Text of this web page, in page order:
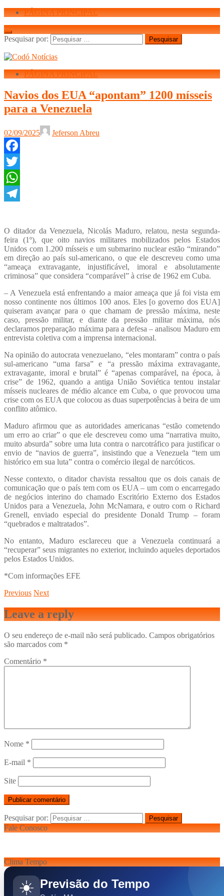
PÁGINA PRINCIPAL
Pesquisar por:
PÁGINA PRINCIPAL
Navios dos EUA “apontam” 1200 mísseis
para a Venezuela
02/09/2025 Jeferson Abreu
Facebook
Twitter
WhatsApp
O ditador da Venezuela, Nicolás Maduro, relatou, nesta segunda-
feira (1º), que oito navios militares mobilizados pelos Estados
Unidos com 1.200 mísseis e um submarino nuclear estão “mirando”
em direção ao país sul-americano, o que ele descreveu como uma
“ameaça extravagante, injustificável, imoral e absolutamente
criminosa” que considera “comparável” à crise de 1962 em Cuba.
– A Venezuela está enfrentando a maior ameaça que já foi vista em
nosso continente nos últimos 100 anos. Eles [o governo dos EUA]
quiseram avançar para o que chamam de pressão máxima, neste
caso, pressão militar, e diante da pressão militar máxima, nós
declaramos preparação máxima para a defesa – analisou Maduro em
entrevista coletiva com a imprensa internacional.
Na opinião do autocrata venezuelano, “eles montaram” contra o país
sul-americano “uma farsa” e “a pressão máxima extravagante,
extravagante, imoral e brutal” é “apenas comparável, na época, à
crise” de 1962, quando a antiga União Soviética tentou instalar
mísseis nucleares de médio alcance em Cuba, o que provocou uma
crise com os EUA que colocou as duas superpotências à beira de um
conflito atômico.
Maduro afirmou que as autoridades americanas “estão cometendo
um erro ao criar” o que ele descreveu como uma “narrativa muito,
muito absurda” sobre uma luta contra o narcotráfico para justificar o
envio de “navios de guerra”, insistindo que a Venezuela “tem um
histórico em sua luta” contra o comércio ilegal de narcóticos.
Nesse contexto, o ditador chavista ressaltou que os dois canais de
comunicação que o país tem com os EUA – um com o encarregado
de negócios interino do chamado Escritório Externo dos Estados
Unidos para a Venezuela, John McNamara, e outro com o Richard
Grenell, enviado especial do presidente Donald Trump – foram
“quebrados e maltratados”.
No entanto, Maduro esclareceu que a Venezuela continuará a
“recuperar” seus migrantes no exterior, incluindo aqueles deportados
pelos Estados Unidos.
*Com informações EFE
Previous Next
Leave a reply
O seu endereço de e-mail não será publicado. Campos obrigatórios
são marcados com *
Comentário *
Nome *
E-mail *
Site
Pesquisar por:
Fale Conosco
Clima Tempo
☀️ Previsão do Tempo